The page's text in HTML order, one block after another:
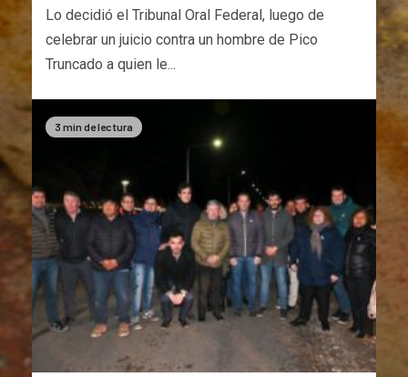
Lo decidió el Tribunal Oral Federal, luego de
celebrar un juicio contra un hombre de Pico
Truncado a quien le...
3 min de lectura